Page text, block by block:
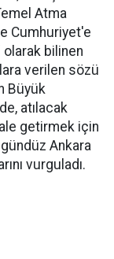
Atma
Cumhuriyet'e
olarak bilinen
verilen sözü
Büyük
atılacak
getirmek için
Ankara
vurguladı.